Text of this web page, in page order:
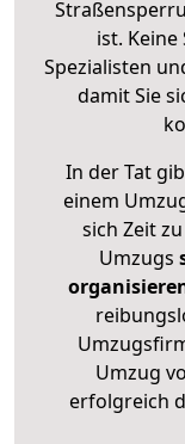
ist.
Spezialisten
damit Sie
In der Tat
einem
sich Zeit
Umzugs
Umzug
erfolgreich